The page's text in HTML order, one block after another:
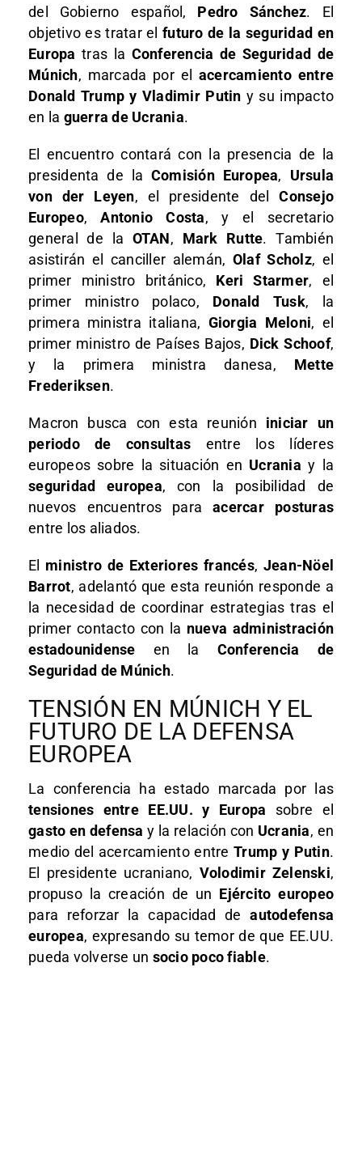
del Gobierno español, Pedro Sánchez. El
objetivo es tratar elfuturo de la seguridad en
Europa tras la Conferencia de Seguridad de
Múnich, marcada por el acercamiento entre
Donald Trump y Vladimir Putin y su impacto
en la guerra de Ucrania.
El encuentro contará con la presencia de la
presidenta de la Comisión Europea, Ursula
von der Leyen, el presidente delConsejo
Europeo,Antonio Costa, y el secretario
general de la OTAN, Mark Rutte. También
asistirán el canciller alemán, Olaf Scholz, el
primer ministro británico, Keri Starmer, el
primer ministro polaco, Donald Tusk, la
primera ministra italiana, Giorgia Meloni, el
primer ministro de Países Bajos, Dick Schoof,
y la primera ministra danesa, Mette
Frederiksen.
Macron busca con esta reunión iniciar un
periodo de consultas entre los líderes
europeos sobre la situación en Ucrania y la
seguridad europea, con la posibilidad de
nuevos encuentros paraacercar posturas
entre los aliados.
El ministro de Exteriores francés, Jean-Nöel
Barrot, adelantó que esta reunión responde a
la necesidad de coordinar estrategias tras el
primer contacto con la nueva administración
estadounidense en la Conferencia de
Seguridad de Múnich.
TENSIÓN EN MÚNICH Y EL
FUTURO DE LA DEFENSA
EUROPEA
La conferencia ha estado marcada por las
tensiones entre EE.UU. y Europa sobre el
gasto en defensa y la relación con Ucrania, en
medio del acercamiento entreTrump y Putin.
El presidente ucraniano, Volodimir Zelenski,
propuso la creación de un Ejército europeo
para reforzar la capacidad deautodefensa
europea, expresando su temor de que EE.UU.
pueda volverse un socio poco fiable.